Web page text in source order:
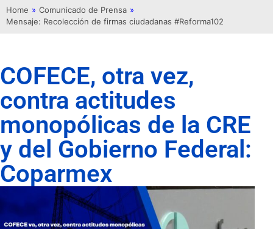
Home » Comunicado de Prensa »
Mensaje: Recolección de firmas ciudadanas #Reforma102
COFECE, otra vez,
contra actitudes
monopólicas de la CRE
y del Gobierno Federal:
Coparmex